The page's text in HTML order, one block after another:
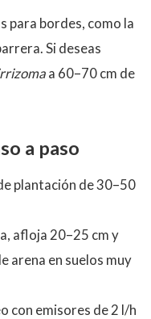
para bordes, como la
Si deseas
a 60–70 cm de
a paso
plantación de 30–50
afloja 20–25 cm y
arena en suelos muy
con emisores de 2 l/h